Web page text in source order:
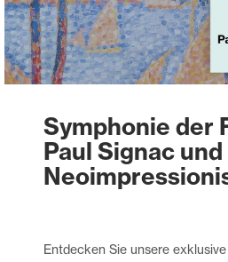
Symphonie der
Paul Signac
Entdecken Sie unsere